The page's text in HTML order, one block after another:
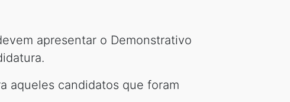
apresentar o Demonstrativo
aqueles candidatos que foram